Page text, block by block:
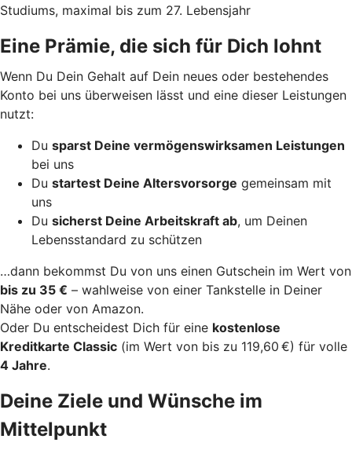
Studiums, maximal bis zum 27. Lebensjahr
Eine Prämie, die sich für Dich lohnt
Wenn Du Dein Gehalt auf Dein neues oder bestehendes
Konto bei uns überweisen lässt und eine dieser Leistungen
nutzt:
Du sparst Deine vermögenswirksamen Leistungen
bei uns
Du startest Deine Altersvorsorge gemeinsam mit
uns
Du sicherst Deine Arbeitskraft ab, um Deinen
Lebensstandard zu schützen
…dann bekommst Du von uns einen Gutschein im Wert von
bis zu 35 € – wahlweise von einer Tankstelle in Deiner
Nähe oder von Amazon.
Oder Du entscheidest Dich für eine kostenlose
Kreditkarte Classic (im Wert von bis zu 119,60 €) für volle
4 Jahre.
Deine Ziele und Wünsche im
Mittelpunkt